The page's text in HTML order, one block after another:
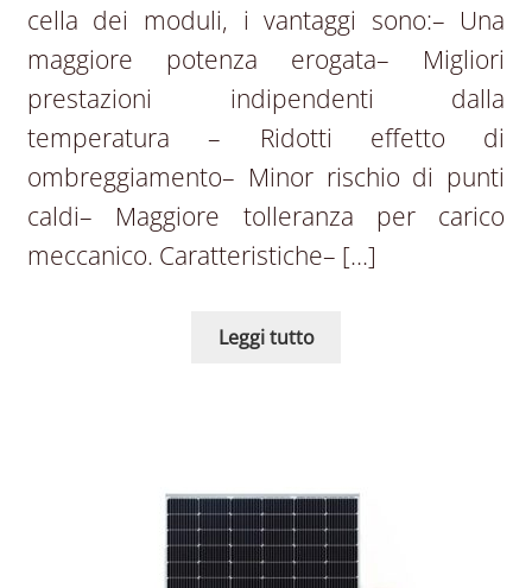
cella dei moduli, i vantaggi sono:– Una
maggiore potenza erogata– Migliori
prestazioni indipendenti dalla
temperatura – Ridotti effetto di
ombreggiamento– Minor rischio di punti
caldi– Maggiore tolleranza per carico
meccanico. Caratteristiche– […]
Leggi tutto